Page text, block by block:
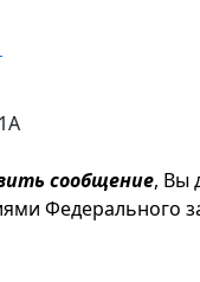
сообщение, Вы
Федерального